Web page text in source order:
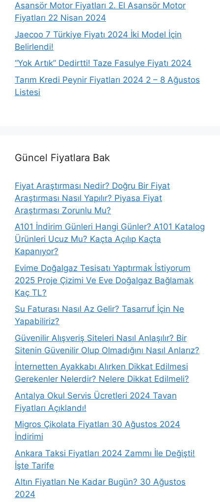
Asansör Motor Fiyatları 2. El Asansör Motor
Fiyatları 22 Nisan 2024
Jaecoo 7 Türkiye Fiyatı 2024 İki Model İçin
Belirlendi!
“Yok Artık” Dedirtti! Taze Fasulye Fiyatı 2024
Tarım Kredi Peynir Fiyatları 2024 2 – 8 Ağustos
Listesi
Güncel Fiyatlara Bak
Fiyat Araştırması Nedir? Doğru Bir Fiyat
Araştırması Nasıl Yapılır? Piyasa Fiyat
Araştırması Zorunlu Mu?
A101 İndirim Günleri Hangi Günler? A101 Katalog
Ürünleri Ucuz Mu? Kaçta Açılıp Kaçta
Kapanıyor?
Evime Doğalgaz Tesisatı Yaptırmak İstiyorum
2025 Proje Çizimi Ve Eve Doğalgaz Bağlamak
Kaç TL?
Su Faturası Nasıl Az Gelir? Tasarruf İçin Ne
Yapabiliriz?
Güvenilir Alışveriş Siteleri Nasıl Anlaşılır? Bir
Sitenin Güvenilir Olup Olmadığını Nasıl Anlarız?
İnternetten Ayakkabı Alırken Dikkat Edilmesi
Gerekenler Nelerdir? Nelere Dikkat Edilmeli?
Antalya Okul Servis Ücretleri 2024 Tavan
Fiyatları Açıklandı!
Migros Çikolata Fiyatları 30 Ağustos 2024
İndirimi
Ankara Taksi Fiyatları 2024 Zammı İle Değişti!
İşte Tarife
Altın Fiyatları Ne Kadar Bugün? 30 Ağustos
2024